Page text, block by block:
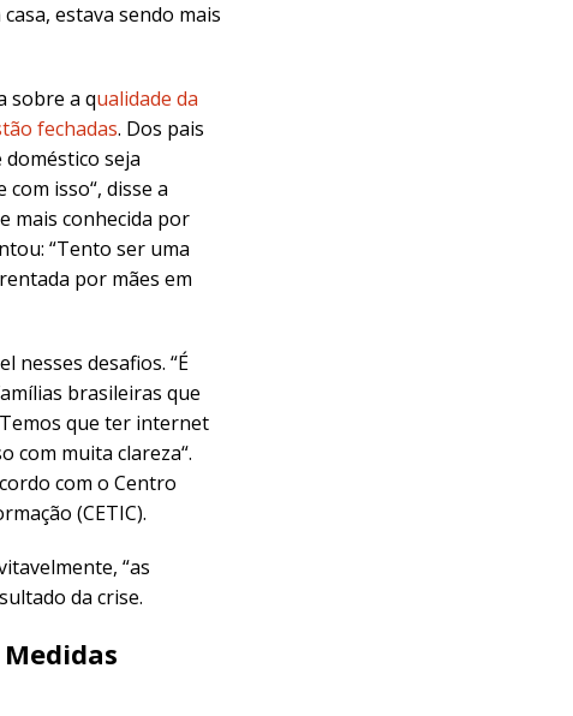
estava sendo mais
sobre a qualidade da
fechadas. Dos pais
doméstico seja
com isso“, disse a
mais conhecida por
“Tento ser uma
por mães em
nesses desafios. “É
brasileiras que
Temos que ter internet
com muita clareza“.
com o Centro
(CETIC).
“as
da crise.